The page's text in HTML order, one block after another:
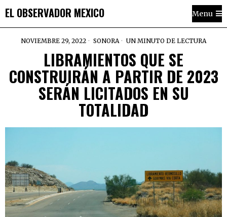
EL OBSERVADOR MEXICO Menu
NOVIEMBRE 29, 2022 SONORA UN MINUTO DE LECTURA
LIBRAMIENTOS QUE SE
CONSTRUIRÁN A PARTIR DE 2023
SERÁN LICITADOS EN SU
TOTALIDAD